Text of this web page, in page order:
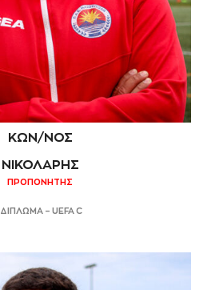
ΚΩΝ/ΝΟΣ
ΝΙΚΟΛΑΡΗΣ
ΠΡΟΠΟΝΗΤΗΣ
ΔΙΠΛΩΜΑ – UEFA C